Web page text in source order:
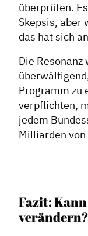
Mosaik
überprüfen.
Skepsis, aber
das hat sich
Die Resonanz
Programm zu
verpflichten,
jedem
Milliarden
Fazit:
verändern?